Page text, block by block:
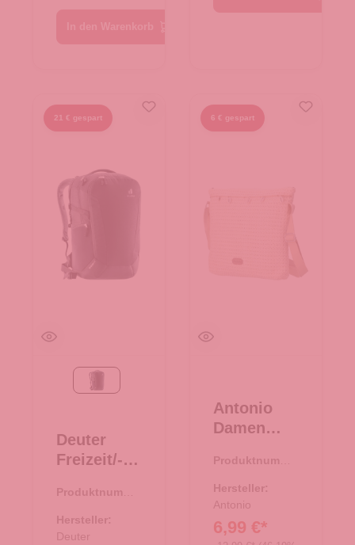
21 € gespart
Deuter
Freizeit/-
sack
Gigant
Black
Produktnumme
Hersteller:
Deuter
6 € gespart
Antonio
Damen
Tasche M -
beige
Produktnumme
Hersteller:
Antonio
6,99 €*